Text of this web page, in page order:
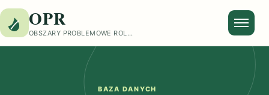
OPR
OBSZARY PROBLEMOWE ROLNICTWA
BAZA DANYCH